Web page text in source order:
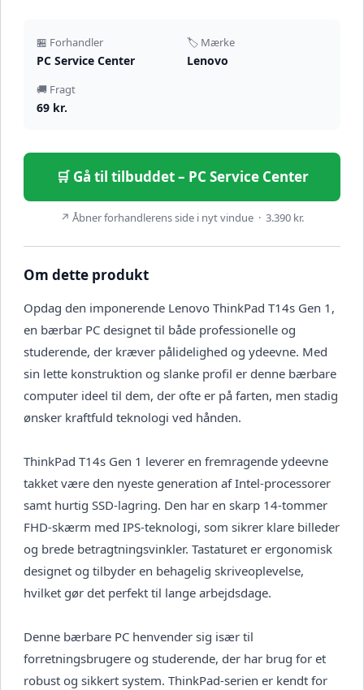
🏪 Forhandler
PC Service Center
🏷️ Mærke
Lenovo
🚚 Fragt
69 kr.
🛒 Gå til tilbuddet – PC Service Center
↗ Åbner forhandlerens side i nyt vindue · 3.390 kr.
Om dette produkt
Opdag den imponerende Lenovo ThinkPad T14s Gen 1,
en bærbar PC designet til både professionelle og
studerende, der kræver pålidelighed og ydeevne. Med
sin lette konstruktion og slanke profil er denne bærbare
computer ideel til dem, der ofte er på farten, men stadig
ønsker kraftfuld teknologi ved hånden.
ThinkPad T14s Gen 1 leverer en fremragende ydeevne
takket være den nyeste generation af Intel-processorer
samt hurtig SSD-lagring. Den har en skarp 14-tommer
FHD-skærm med IPS-teknologi, som sikrer klare billeder
og brede betragtningsvinkler. Tastaturet er ergonomisk
designet og tilbyder en behagelig skriveoplevelse,
hvilket gør det perfekt til lange arbejdsdage.
Denne bærbare PC henvender sig især til
forretningsbrugere og studerende, der har brug for et
robust og sikkert system. ThinkPad-serien er kendt for